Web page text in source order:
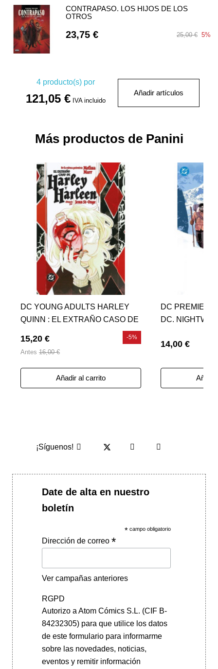
CONTRAPASO. LOS HIJOS DE LOS
OTROS
23,75 € 25,00 € 5%
4 producto(s) por
121,05 € IVA incluido
Añadir artículos
Más productos de Panini
DC YOUNG ADULTS HARLEY
QUINN : EL EXTRAÑO CASO DE
15,20 €
Antes 16,00 €
-5%
Añadir al carrito
DC
DC.
14,00 €
¡Síguenos!
Date de alta en nuestro
boletín
* campo obligatorio
Dirección de correo *
Ver campañas anteriores
RGPD
Autorizo a Atom Cómics S.L. (CIF B-
84232305) para que utilice los datos
de este formulario para informarme
sobre las novedades, noticias,
eventos y remitir información